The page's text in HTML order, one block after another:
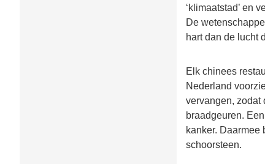
‘klimaatstad’ en
De
hart dan de lucht
Elk chinees
Nederland
vervangen, zodat
braadgeuren.
kanker.
schoorsteen.